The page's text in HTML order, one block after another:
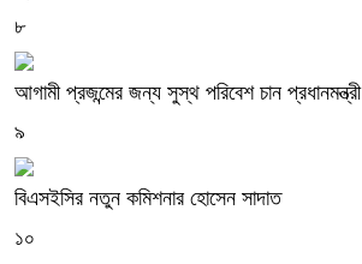
৮
আগামী প্রজন্মের জন্য সুস্থ পরিবেশ চান প্রধানমন্ত্রী
৯
বিএসইসির নতুন কমিশনার হোসেন সাদাত
১০